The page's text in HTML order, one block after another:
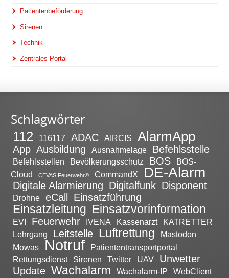
Patientenbeförderung
Sirenen
Technik
Zentrales Portal
Schlagwörter
112 116117 ADAC AIRCIS AlarmApp
App Ausbildung Ausnahmelage Befehlsstelle
Befehlsstellen Bevölkerungsschutz BOS
BOS-
Cloud
CEVAS Feuerwehr® CommandX DE-Alarm
Digitale Alarmierung Digitalfunk Disponent
Drohne eCall Einsatzführung
Einsatzleitung Einsatzvorinformation
EVI Feuerwehr IVENA Kassenarzt
KATRETTER
Lehrgang
Leitstelle Luftrettung
Mastodon
Mowas
Notruf
Patiententransportportal
Rettungsdienst
Sirenen Twitter UAV
Unwetter
Update Wachalarm Wachalarm-IP WebClient